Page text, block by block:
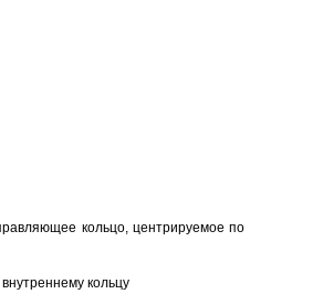
кольцо, центрируемое по
кольцу